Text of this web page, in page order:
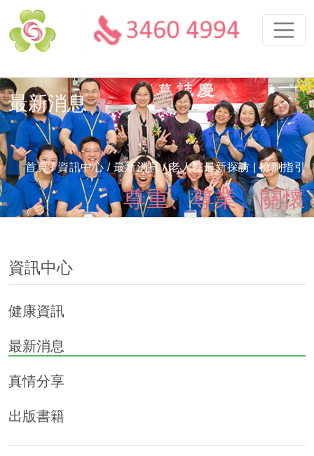
最新消息
首頁/ 資訊中心 / 最新消息/ 老人院最新探訪 | 檢測指引
尊重、尊業、關懷
資訊中心
健康資訊
最新消息
真情分享
出版書籍